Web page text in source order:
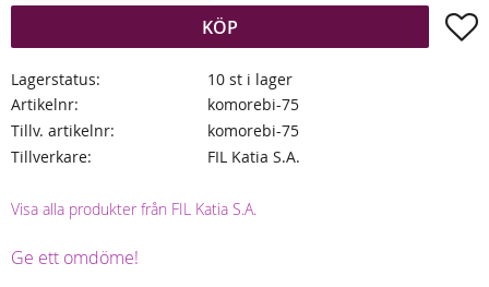
KÖP
Lagerstatus
10 st i lager
Artikelnr
komorebi-75
Tillv. artikelnr
komorebi-75
Tillverkare
FIL Katia S.A.
Visa alla produkter från FIL Katia S.A.
Ge ett omdöme!